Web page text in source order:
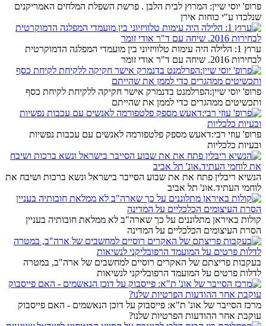
פרופ' יוסי שיין: המרוץ לבית הלבן . פרשת השפלת המלחים האמריקנים
שנלכדו ע"י כוחות אירן
ערוץ 1: הלילה היה עימות טלוויזיוני בין מועמדי המפלגה הדמוקרטית
לבחירות 2016. שיחה עם ד"ר אודי זומר
פרופ' יוסי שיין:הפרלמנט בדנמרק אישר חקיקה ללקיחת לקיחת כסף
ותכשיטים ממהגרים כדי לממן את שהייתם
פרופ' עוזי רבי:דאעש מספק פלטפורמה לאנשים עם עכבות נפשיות
ובעיות כלכליות
הנשיא ריבלין פתח את את שבוע הסייבר בישראל ונשא ברכות ושיבח את
לוחמי העתיד.אונ' תל אביב
קולות באיראן מתלוננים על כך שארה"ב לא ממלאת חובותיה בעניין
הסרת העיצומים הכלכליים על המדינה
בעקבות פריצתם של האקרים רוסיים למחשבים של ארה"ב, במטרה
לדלות פרטים על המועמד הרפובליקני לנשיאות
מרכז הסייבר של אונ' ת"א: פייסבוק על דוכן הנאשמים - האם פייסבוק
עוקבת אחר ההודעות הפרטיות שלנו?